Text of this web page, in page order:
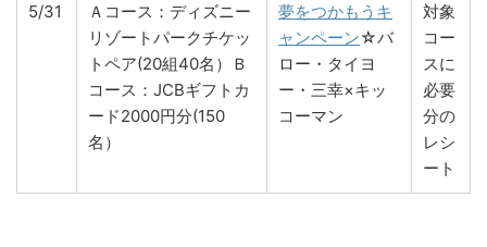
5/31
Ａコース：ディズニー
リゾートパークチケッ
トペア(20組40名）Ｂ
コース：JCBギフトカ
ード2000円分(150
名）
夢をつかもうキ
ャンペーン☆バ
ロー・タイヨ
ー・三幸×キッ
コーマン
対象
コー
スに
必要
分の
レシ
ート